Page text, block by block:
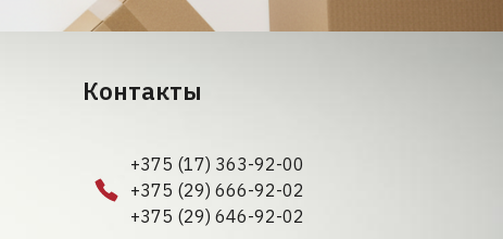
Контакты
+375 (17) 363-92-00
+375 (29) 666-92-02
+375 (29) 646-92-02